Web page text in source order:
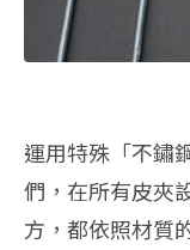
運用特殊「不鏽
們，在所有皮夾
方，都依照材質